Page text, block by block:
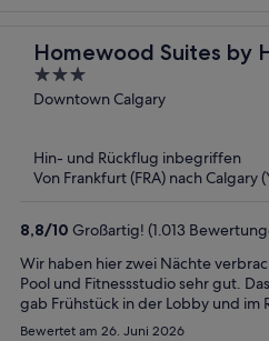
Homewood Suites by
Downtown
3
out
Downtown Calgary
Hin- und Rückflug inbegriffen
Von Frankfurt (FRA) nach Calgary
8,8/10 Großartig! (1.013
Wir haben hier zwei Nächte
Pool und Fitnessstudio sehr gut.
gab Frühstück in der Lobby und im
stehen, damit man nicht im
Bewertet am 26. Juni 2026